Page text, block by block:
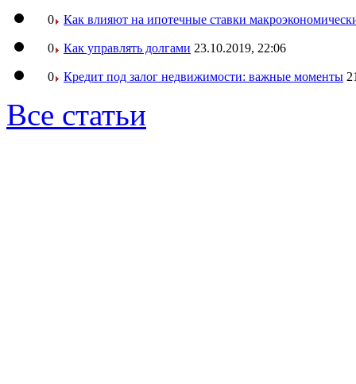
0 Как влияют на ипотечные ставки
0 Как управлять долгами 23.10.2019, 22:06
0 Кредит под залог недвижимости: важные моменты
Все статьи